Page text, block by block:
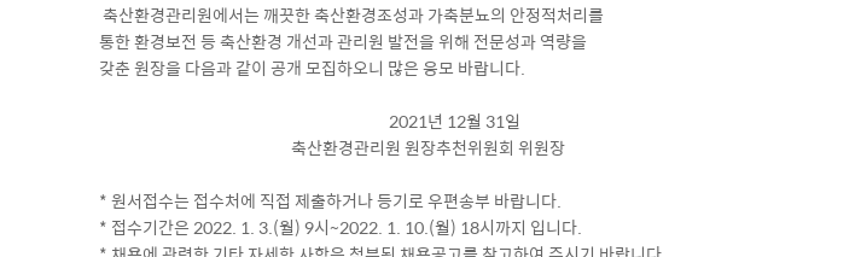
축산환경관리원에서는 깨끗한 축산환경조성과 가축분뇨의 안정적처리를
통한 환경보전 등 축산환경 개선과 관리원 발전을 위해 전문성과 역량을
갖춘 원장을 다음과 같이 공개 모집하오니 많은 응모 바랍니다.
2021년 12월 31일
축산환경관리원 원장추천위원회 위원장
* 원서접수는 접수처에 직접 제출하거나 등기로 우편송부 바랍니다.
* 접수기간은 2022. 1. 3.(월) 9시~2022. 1. 10.(월) 18시까지 입니다.